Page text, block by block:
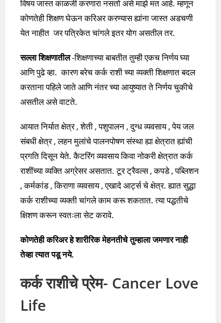
विषय जास्त काळजी करणारा नसतो असे माझे मत आहे. म्हणून
कोणतेही शिक्षण घेऊन करिअर करण्यास ह्यांना जास्त अडचणी
येत नाहीत जर पत्रिकेत चांगले इतर योग असतील तर.
सल्ला शिक्षणातील-शिक्षणाच्या बाबतीत तुम्ही एकच निर्णय घ्या
आणि पुढे व्हा. कारण बरेच कर्क राशी च्या व्यक्ती शिक्षणात बदल
करताना पहिले जाते आणि नंतर च्या आयुष्यात ते निर्णय चुकीचे
असतील असे वाटते.
आयात निर्यात क्षेत्र , शेती , पशुपालन , दुग्ध व्यवसाय , पेय जल
संबधी क्षेत्र , लहन मुलांचे पालनपोषण संस्था ह्या क्षेत्रात ह्यांची
प्रगति दिसून येते. कैटरिंग व्यवसाय किवा नोकरी क्षेत्रात कर्क
राशींच्या व्यक्ति अग्रेसर असतात. टूर ट्रैवल्स , कपडे , पब्लिशन
, कर्मकांड , किराणा व्यवसाय , एखादे आर्ट्स चे क्षेत्र. ह्यात सुद्धा
कर्क राशीच्या व्यक्ती चांगले काम करू शकतात. त्या पद्धतीचे
क्षिशण करून स्वतःला सेट करावे.
कोणतेही करिअर हे शारीरिक मेहनतीचे तुम्हाला जमणार नाही
तेव्हा त्यात पडू नये.
कर्क राशीचे प्रेम- Cancer Love
Life